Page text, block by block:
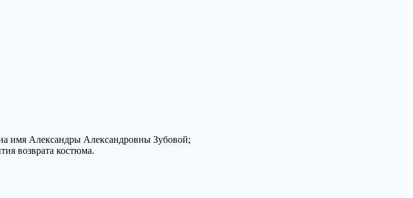
имя Александры Александровны Зубовой;
возврата костюма.